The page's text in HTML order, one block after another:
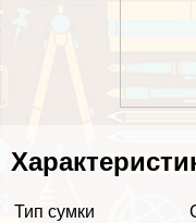
Тип сумки